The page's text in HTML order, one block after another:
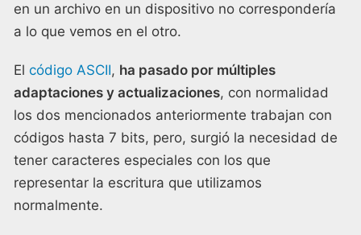
en un archivo en un dispositivo no correspondería
a lo que vemos en el otro.
El código ASCII, ha pasado por múltiples
adaptaciones y actualizaciones, con normalidad
los dos mencionados anteriormente trabajan con
códigos hasta 7 bits, pero, surgió la necesidad de
tener caracteres especiales con los que
representar la escritura que utilizamos
normalmente.